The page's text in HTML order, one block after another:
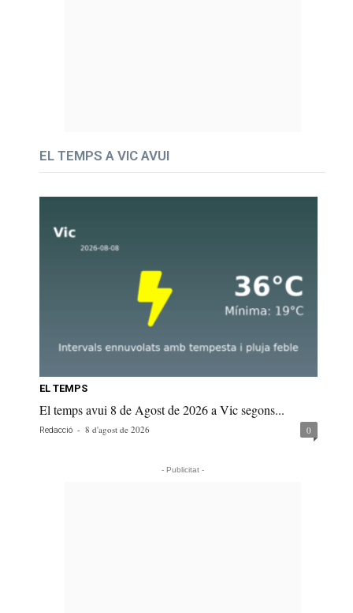
EL TEMPS A VIC AVUI
EL TEMPS
El temps avui 8 de Agost de 2026 a Vic segons...
Redacció - 8 d'agost de 2026 0
- Publicitat -